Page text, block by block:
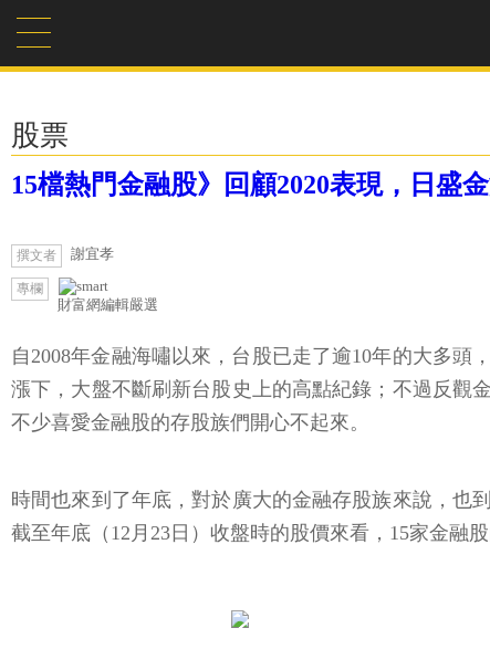
股票
15檔熱門金融股》回顧2020表現，日盛
撰文者 謝宜孝
專欄
財富網編輯嚴選
自2008年金融海嘯以來，台股已走了逾10年的大多
漲下，大盤不斷刷新台股史上的高點紀錄；不過反觀
不少喜愛金融股的存股族們開心不起來。
時間也來到了年底，對於廣大的金融存股族來說，也
截至年底（12月23日）收盤時的股價來看，15家金融